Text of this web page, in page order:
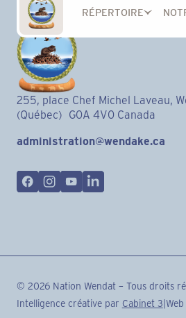
RÉPERTOIRE
255, place Chef Michel Laveau,
(Québec) G0A 4V0 Canada
administration@wendake.ca
© 2026Nation Wendat – Tous droits
Intelligence créative par Cabinet 3|